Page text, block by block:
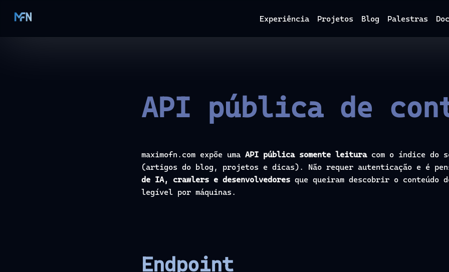
Experiência Projetos Blog Palestras
API pública de
maximofn.com expõe uma API pública somente leituracom o índice do
(artigos do blog, projetos e dicas). Não requer autenticação e é
de IA, crawlers e desenvolvedores que queiram descobrir o conteúdo
legível por máquinas.
Endpoint